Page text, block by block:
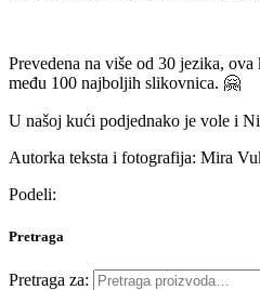
Prevedena na više od 30 jezika,
među 100 najboljih slikovnica. 🤗
U našoj kući podjednako je vole i
Autorka teksta i fotografija: Mira
Podeli:
Pretraga
Pretraga za: